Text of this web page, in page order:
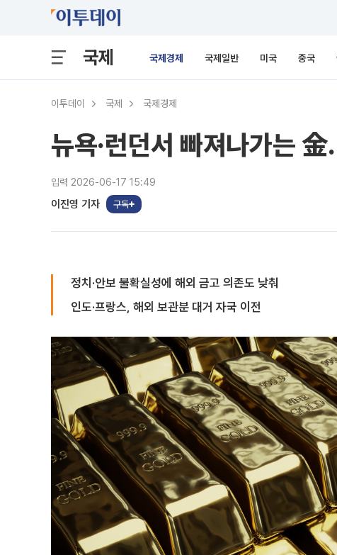
국제 국제경제 국제일반 미국 중국
이투데이 국제 국제경제
뉴욕·런던서 빠져나가는
입력 2026-06-17 15:49
이진영 기자 구독
정치·안보 불확실성에 해외 금고 의존도 낮춰
인도·프랑스, 해외 보관분 대거 자국 이전